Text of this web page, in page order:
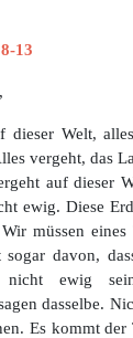
13
dieser Welt,
vergeht, das
auf dieser
ewig. Diese
müssen eines
sogar davon,
nicht ewig
dasselbe.
Es kommt der